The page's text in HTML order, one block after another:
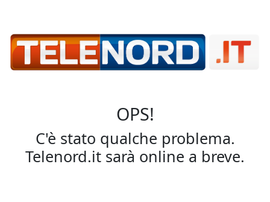
OPS!
C'è stato qualche problema.
Telenord.it sarà online a breve.